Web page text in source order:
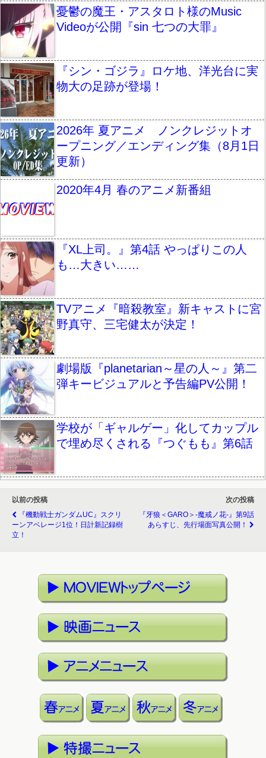
憂鬱の魔王・アスタロト様のMusic
Videoが公開『sin 七つの大罪』
『シン・ゴジラ』ロケ地、洋光台に実
物大の足跡が登場！
2026年 夏アニメ ノンクレジットオ
ープニング／エンディング集（8月1日
更新）
2020年4月 春のアニメ新番組
『XL上司。』第4話 やっぱりこの人
も…大きい……
TVアニメ『暗殺教室』新キャストに宮
野真守、三宅健太が決定！
劇場版『planetarian～星の人～』第二
弾キービジュアルと予告編PV公開！
学校が「ギャルゲー」化してカップル
で埋め尽くされる『つぐもも』第6話
以前の投稿
『機動戦士ガンダムUC』スクリ
ーンアベレージ1位！日計新記録樹
立！
次の投稿
『牙狼＜GARO＞-魔戒ノ花-』第9話
あらすじ、先行場面写真公開！